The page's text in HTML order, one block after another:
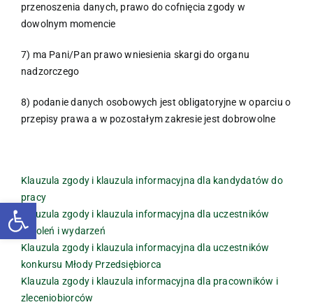
Otwórz pasek narzędzi
przenoszenia danych, prawo do cofnięcia zgody w
dowolnym momencie
7) ma Pani/Pan prawo wniesienia skargi do organu
nadzorczego
8) podanie danych osobowych jest obligatoryjne w oparciu o
przepisy prawa a w pozostałym zakresie jest dobrowolne
Klauzula zgody i klauzula informacyjna dla kandydatów do
pracy
Klauzula zgody i klauzula informacyjna dla uczestników
szkoleń i wydarzeń
Klauzula zgody i klauzula informacyjna dla uczestników
konkursu Młody Przedsiębiorca
Klauzula zgody i klauzula informacyjna dla pracowników i
zleceniobiorców